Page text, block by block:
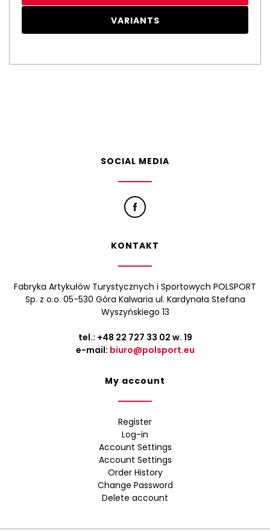
VARIANTS
SOCIAL MEDIA
KONTAKT
Fabryka Artykułów Turystycznych i Sportowych POLSPORT
Sp. z o.o. 05-530 Góra Kalwaria ul. Kardynała Stefana
Wyszyńskiego 13
tel.: +48 22 727 33 02 w. 19
e-mail: biuro@polsport.eu
My account
Register
Log-in
Account Settings
Account Settings
Order History
Change Password
Delete account